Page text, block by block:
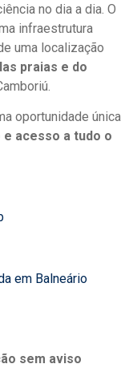
no dia a dia. O
infraestrutura
uma localização
praias e do
oportunidade única
acesso a tudo o
em Balneário
sem aviso